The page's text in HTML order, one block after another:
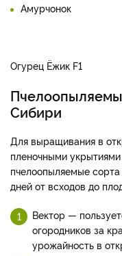
Амурчонок
Огурец Ёжик F1
Сибири
Для выращивания в
пленочными
пчелоопыляемые
дней от всходов до
Вектор —
огородников за
урожайность в